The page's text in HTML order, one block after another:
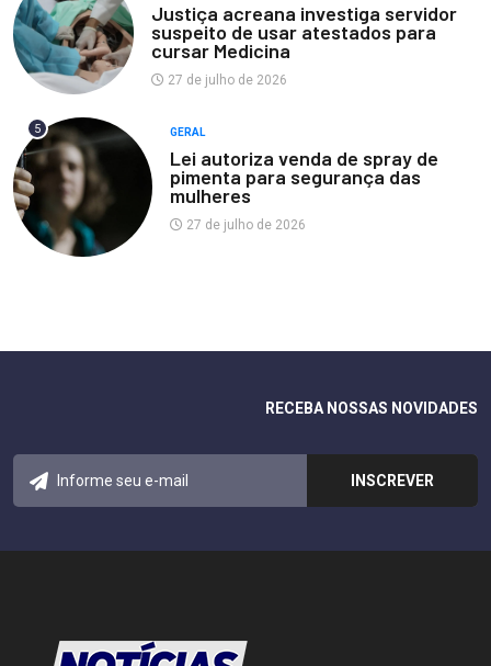
Justiça acreana investiga servidor
suspeito de usar atestados para
cursar Medicina
27 de julho de 2026
5 GERAL
Lei autoriza venda de spray de
pimenta para segurança das
mulheres
27 de julho de 2026
RECEBA NOSSAS NOVIDADES